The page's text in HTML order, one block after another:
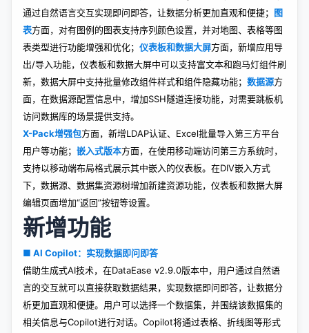
通过自然语言交互实现即问即答，让数据分析更加直观和便捷； 图
表方面，对有图例的图表支持序列颜色设置，并对地图、表格等图
表类型进行功能增强和优化； 仪表板和数据大屏方面，新增应用导
出/导入功能，仪表板和数据大屏中可以支持富文本和跑马灯组件刷
新，数据大屏中支持批量修改组件样式和组件隐藏功能； 数据源方
面，在数据源配置信息中，增加SSH隧道连接功能，对需要跳板机
访问数据库的场景提供支持。
X-Pack增强包方面，新增LDAP认证、Excel批量导入第三方平台
用户等功能； 嵌入式版本方面，在使用移动端访问第三方系统时，
支持以移动端布局格式展示其中嵌入的仪表板。在DIV嵌入方式
下，数据源、数据集资源树增加新建资源功能，仪表板和数据大屏
编辑页面增加“返回”按钮等设置。
新增功能
■ AI Copilot：实现数据即问即答
借助生成式AI技术，在DataEase v2.9.0版本中，用户通过自然语
言的交互就可以直接获取数据结果，实现数据即问即答，让数据分
析更加直观和便捷。用户可以选择一个数据集，并围绕该数据集的
相关信息与Copilot进行对话。Copilot将通过表格、折线图等形式